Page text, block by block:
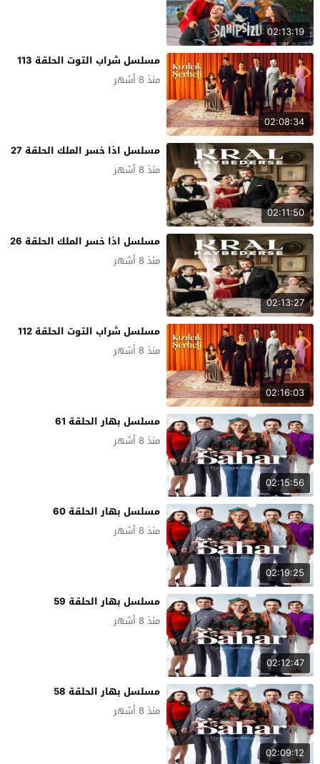
02:13:19
02:08:34
مسلسل شراب التوت الحلقة 113
منذ 8 أشهر
02:11:50
مسلسل اذا خسر الملك الحلقة 27
منذ 8 أشهر
02:13:27
مسلسل اذا خسر الملك الحلقة 26
منذ 8 أشهر
02:16:03
مسلسل شراب التوت الحلقة 112
منذ 8 أشهر
02:15:56
مسلسل بهار الحلقة 61
منذ 8 أشهر
02:19:25
مسلسل بهار الحلقة 60
منذ 8 أشهر
02:12:47
مسلسل بهار الحلقة 59
منذ 8 أشهر
02:09:12
مسلسل بهار الحلقة 58
منذ 8 أشهر